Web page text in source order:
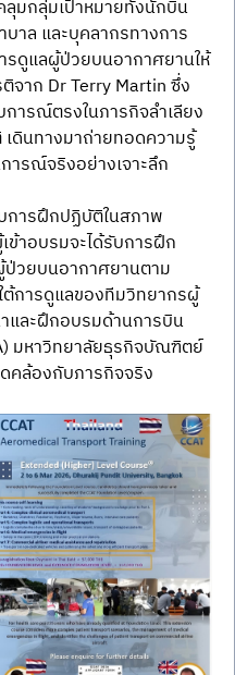
มกลุ่มเป้าหมายทั้งนักบิน
าล และบุคลากรทางการ
ดูแลผู้ป่วยบนอากาศยานให้
จาก Dr Terry Martin ซึ่ง
ารณ์ตรงในภารกิจลำเลียง
ดินทางมาถ่ายทอดความรู้
รณ์จริงอย่างเจาะลึก
ารฝึกปฏิบัติในสภาพ
ข้าอบรมจะได้รับการฝึก
วยบนอากาศยานตาม
การดูแลของทีมวิทยากรผู้
ละฝึกอบรมด้านการบิน
มหาวิทยาลัยธุรกิจบัณฑิตย์
ล้องกับภารกิจจริง